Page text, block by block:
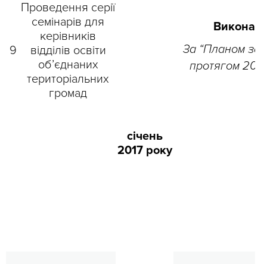
січень
2017 року
9
Проведення серії
семінарів для
керівників
відділів освіти
об’єднаних
територіальних
громад
За “Планом
протягом